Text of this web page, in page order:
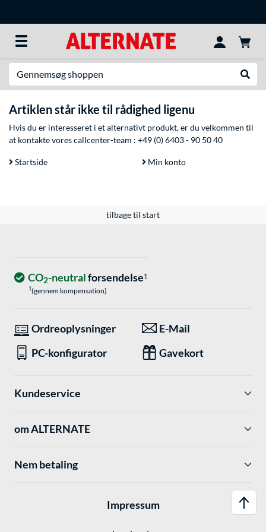
Artiklen står ikke til rådighed ligenu
Hvis du er interesseret i et alternativt produkt, er du velkommen til
at kontakte vores callcenter-team : +49 (0) 6403 - 90 50 40
Startside Min konto
tilbage til start
CO2-neutralforsendelse1
1(gennem kompensation)
Ordreoplysninger
E-Mail
PC-konfigurator
Gavekort
Kundeservice
om ALTERNATE
Nem betaling
Impressum